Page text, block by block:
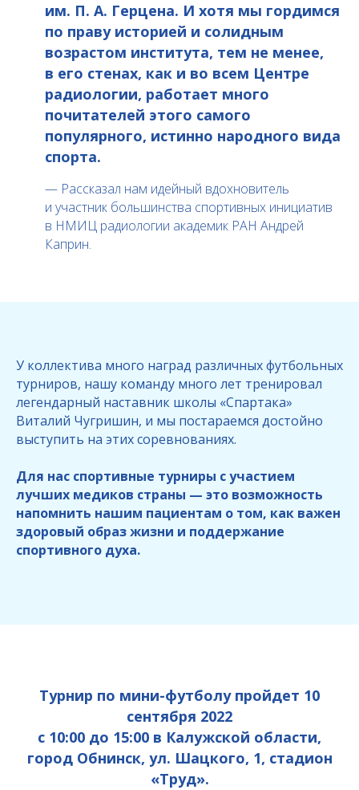
им. П. А. Герцена. И хотя мы гордимся
по праву историей и солидным
возрастом института, тем не менее,
в его стенах, как и во всем Центре
радиологии, работает много
почитателей этого самого
популярного, истинно народного вида
спорта.
— Рассказал нам идейный вдохновитель
и участник большинства спортивных инициатив
в НМИЦ радиологии академик РАН Андрей
Каприн.
У коллектива много наград различных футбольных
турниров, нашу команду много лет тренировал
легендарный наставник школы «Спартака»
Виталий Чугришин, и мы постараемся достойно
выступить на этих соревнованиях.
Для нас спортивные турниры с участием
лучших медиков страны — это возможность
напомнить нашим пациентам о том, как важен
здоровый образ жизни и поддержание
спортивного духа.
Турнир по мини-футболу пройдет 10
сентября 2022
с 10:00 до 15:00 в Калужской области,
город Обнинск, ул. Шацкого, 1, стадион
«Труд».